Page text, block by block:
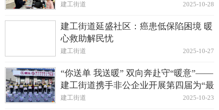
2025-10-28
建工街道
建工街道延盛社区：癌患低保陷困境 暖
心救助解民忧
2025-10-27
建工街道
“你送单 我送暖” 双向奔赴守“暖意”——
建工街道携手非公企业开展第四届为“最
美骑手”免费发放御寒礼包活动
2025-10-23
建工街道